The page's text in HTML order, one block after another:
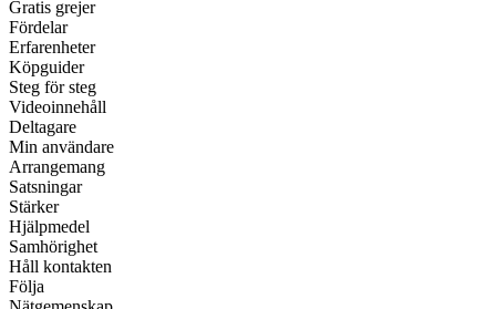
Gratis grejer
Fördelar
Erfarenheter
Köpguider
Steg för steg
Videoinnehåll
Deltagare
Min användare
Arrangemang
Satsningar
Stärker
Hjälpmedel
Samhörighet
Håll kontakten
Följa